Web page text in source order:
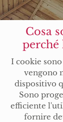
Cosa
I cookie
vengono
dispositivo
Sono
efficiente
fornire